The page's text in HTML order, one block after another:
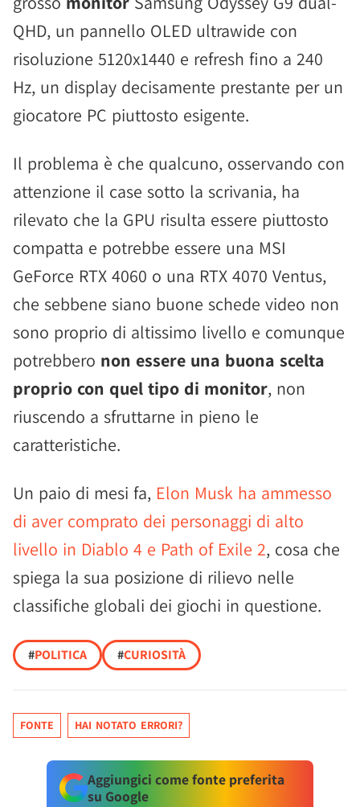
QHD, un pannello OLED ultrawide con
risoluzione 5120x1440 e refresh fino a 240
Hz, un display decisamente prestante per un
giocatore PC piuttosto esigente.
Il problema è che qualcuno, osservando con
attenzione il case sotto la scrivania, ha
rilevato che la GPU risulta essere piuttosto
compatta e potrebbe essere una MSI
GeForce RTX 4060 o una RTX 4070 Ventus,
che sebbene siano buone schede video non
sono proprio di altissimo livello e comunque
potrebbero non essere una buona scelta
proprio con quel tipo di monitor, non
riuscendo a sfruttarne in pieno le
caratteristiche.
Un paio di mesi fa, Elon Musk ha ammesso
di aver comprato dei personaggi di alto
livello in Diablo 4 e Path of Exile 2, cosa che
spiega la sua posizione di rilievo nelle
classifiche globali dei giochi in questione.
#POLITICA #CURIOSITÀ
FONTE HAI NOTATO ERRORI?
Aggiungici come fonte preferita
su Google